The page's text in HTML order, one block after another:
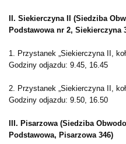
II. Siekierczyna II (Siedziba
Podstawowa nr 2, Siekierczyna
1. Przystanek „Siekierczyna II,
Godziny odjazdu: 9.45, 16.45
2. Przystanek „Siekierczyna II,
Godziny odjazdu: 9.50, 16.50
III. Pisarzowa (Siedziba
Podstawowa, Pisarzowa 346)